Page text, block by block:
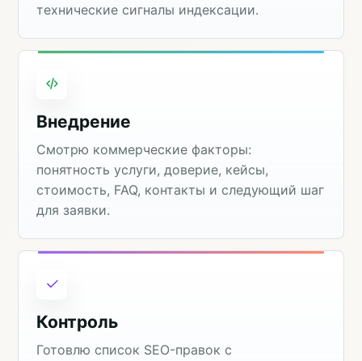
технические сигналы индексации.
Внедрение
Смотрю коммерческие факторы:
понятность услуги, доверие, кейсы,
стоимость, FAQ, контакты и следующий шаг
для заявки.
Контроль
Готовлю список SEO-правок с